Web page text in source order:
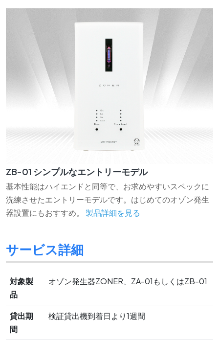
ZB-01 シンプルなエントリーモデル
基本性能はハイエンドと同等で、お求めやすいスペックに
洗練させたエントリーモデルです。はじめてのオゾン発生
器設置にもおすすめ。 製品詳細を見る
サービス詳細
対象製
品
オゾン発生器ZONER、ZA-01もしくはZB-01
貸出期
間
検証貸出機到着日より1週間